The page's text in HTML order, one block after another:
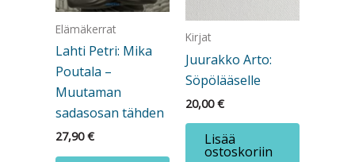
Elämäkerrat
Lahti Petri: Mika
Poutala –
Muutaman
sadasosan tähden
27,90€
Kirjat
Juurakko Arto:
Söpölääselle
20,00€
Lisää
ostoskoriin